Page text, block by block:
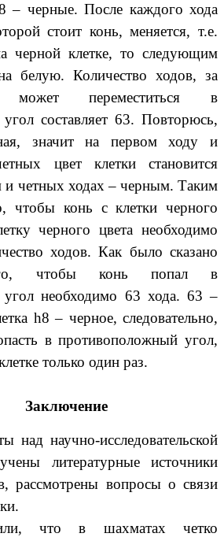
– черные. После каждого хода
стоит конь, меняется, т.е.
черной клетке, то следующим
белую. Количество ходов, за
переместиться в
составляет 63. Повторюсь,
значит на первом ходу и
цвет клетки становится
и четных ходах – черным. Таким
чтобы конь с клетки черного
черного цвета необходимо
ходов. Как было сказано
чтобы конь попал в
необходимо 63 хода. 63 –
h8 – черное, следовательно,
в противоположный угол,
только один раз.
Заключение
над научно-исследовательской
литературные источники
рассмотрены вопросы о связи
что в шахматах четко